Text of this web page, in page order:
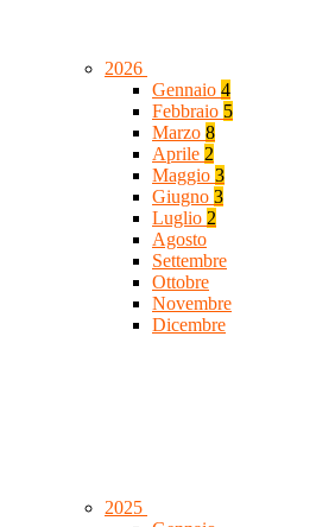
2026
Gennaio 4
Febbraio 5
Marzo 8
Aprile 2
Maggio 3
Giugno 3
Luglio 2
Agosto
Settembre
Ottobre
Novembre
Dicembre
2025